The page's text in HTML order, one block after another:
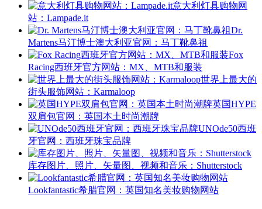
意大利灯具购物网
站：Lampade.it
Dr.
Martens马汀博士澳大利亚官网：马丁靴鼻祖
Fox
Racing西班牙官方网站：MX、MTB和服装
世界上最大的
街头服饰网站：Karmaloop
英国HYPE
双肩包官网：英国本土时尚潮牌
UNOde50西班
牙官网：西班牙珠宝品牌
库存图片、照片、矢量图、视频和音乐：Shutterstock
Lookfantastic希腊官网：英国知名美妆购物网站